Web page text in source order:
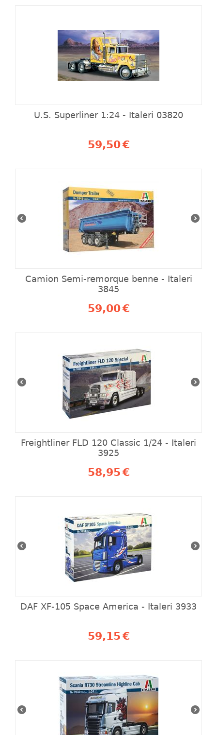
U.S. Superliner 1:24 - Italeri 03820
59,50€
Camion Semi-remorque benne - Italeri
3845
59,00€
Freightliner FLD 120 Classic 1/24 - Italeri
3925
58,95€
DAF XF-105 Space America - Italeri 3933
59,15€